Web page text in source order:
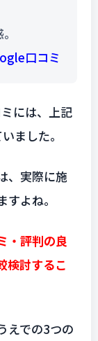
口コミ
には、上記
ました。
、実際に施
よね。
・評判の良
検討するこ
えでの3つの